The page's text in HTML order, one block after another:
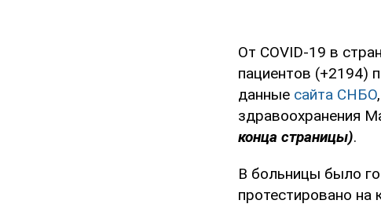
От COVID-19 в
пациентов (+2194)
данные сайта СНБО
здравоохранения
конца страницы).
В больницы было
протестировано